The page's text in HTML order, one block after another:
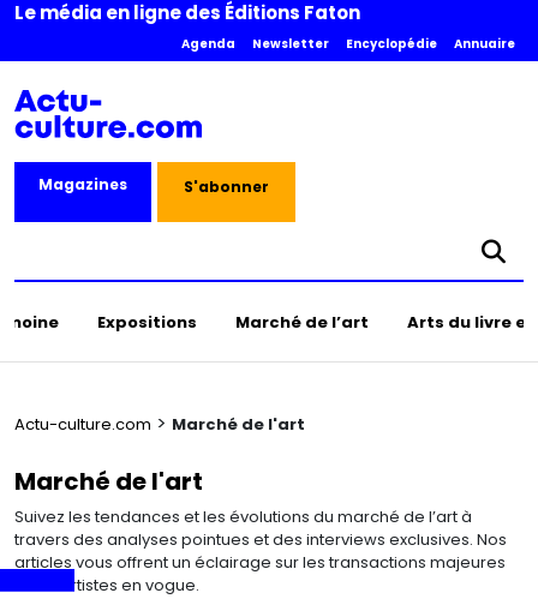
Le média en ligne des Éditions Faton
Agenda Newsletter Encyclopédie Annuaire
Magazines S'abonner
Expositions Marché de l’art Arts du livre
Actu-culture.com > Marché de l'art
Marché de l'art
Suivez les tendances et les évolutions du marché de l’art à
travers des analyses pointues et des interviews exclusives. Nos
articles vous offrent un éclairage sur les transactions majeures
et les artistes en vogue.